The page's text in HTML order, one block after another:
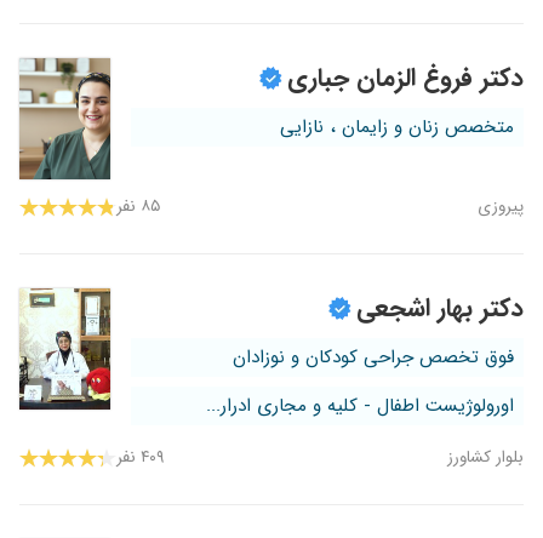
دکتر فروغ الزمان جباری
متخصص زنان و زایمان ، نازایی
پیروزی ۸۵ نفر
دکتر بهار اشجعی
فوق تخصص جراحی کودکان و نوزادان
اورولوژیست اطفال - کلیه و مجاری ادرار...
بلوار کشاورز ۴۰۹ نفر